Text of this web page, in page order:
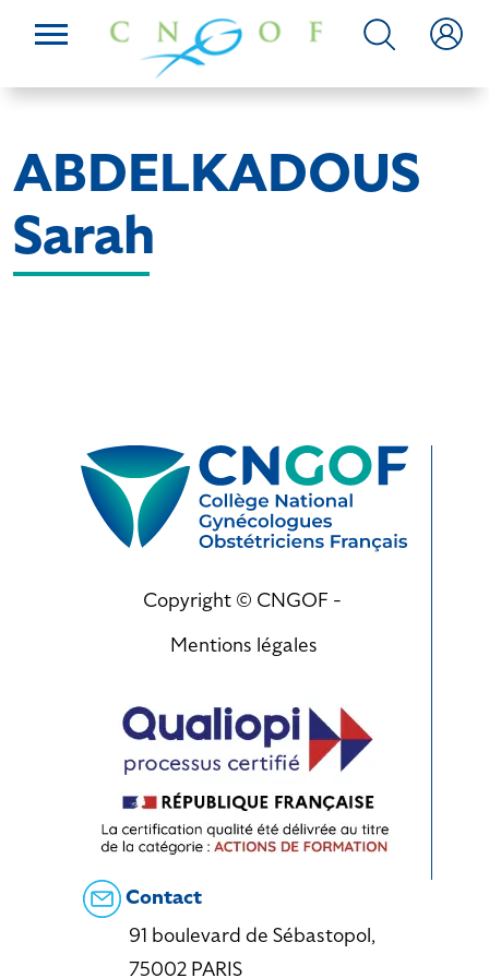
ABDELKADOUS
Sarah
Copyright © CNGOF -
Mentions légales
Contact
91 boulevard de Sébastopol,
75002 PARIS